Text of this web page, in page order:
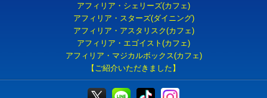
アフィリア・シェリーズ(カフェ)
アフィリア・スターズ(ダイニング)
アフィリア・アスタリスク(カフェ)
アフィリア・エゴイスト(カフェ)
アフィリア・マジカルボックス(カフェ)
【ご紹介いただきました】